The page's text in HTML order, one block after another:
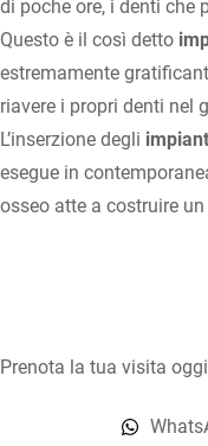
di poche ore, i denti che
Questo è il così detto
estremamente
riavere i propri denti nel
L’inserzione degli
esegue in
osseo atte a costruire
Prenota la tua visita